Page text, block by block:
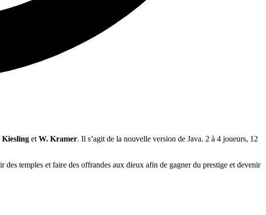
et W. Kramer. Il s’agit de la nouvelle version de Java. 2 à 4 joueurs, 12
temples et faire des offrandes aux dieux afin de gagner du prestige et devenir